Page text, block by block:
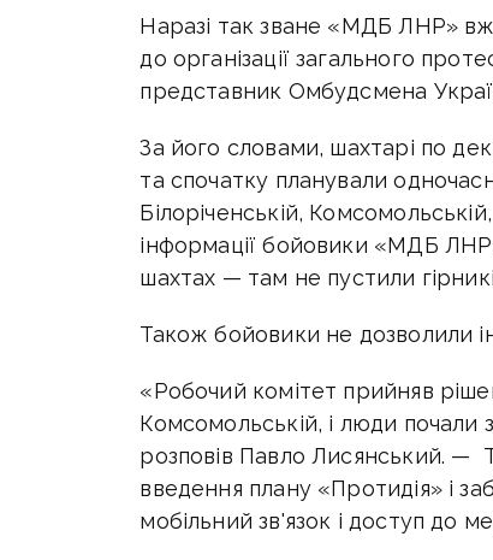
Наразі так зване «МДБ ЛНР»
до організації загального
представник Омбудсмена
За його словами, шахтарі по
та спочатку планували
Білоріченській,
інформації бойовики «МДБ
шахтах — там не пустили
Також бойовики не дозволили
«Робочий комітет прийняв
Комсомольській, і люди
розповів Павло Лисянський.
введення плану «Протидія» і
мобільний зв'язок і доступ до